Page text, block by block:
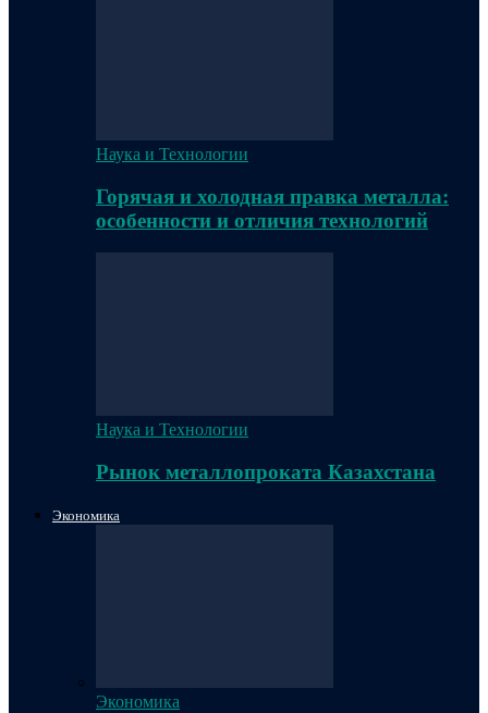
Наука и Технологии
Горячая и холодная правка металла:
особенности и отличия технологий
Наука и Технологии
Рынок металлопроката Казахстана
Экономика
Экономика